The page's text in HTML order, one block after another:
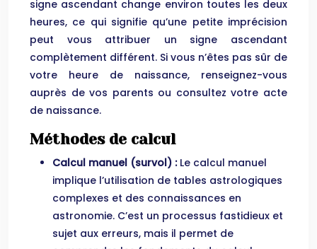
signe ascendant change environ toutes les deux
heures, ce qui signifie qu’une petite imprécision
peut vous attribuer un signe ascendant
complètement différent. Si vous n’êtes pas sûr de
votre heure de naissance, renseignez-vous
auprès de vos parents ou consultez votre acte
de naissance.
Méthodes de calcul
Calcul manuel (survol) : Le calcul manuel
implique l’utilisation de tables astrologiques
complexes et des connaissances en
astronomie. C’est un processus fastidieux et
sujet aux erreurs, mais il permet de